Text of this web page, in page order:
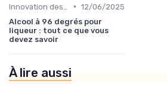
• 12/06/2025
Alcool à 96 degrés pour
liqueur : tout ce que vous
devez savoir
À lire aussi